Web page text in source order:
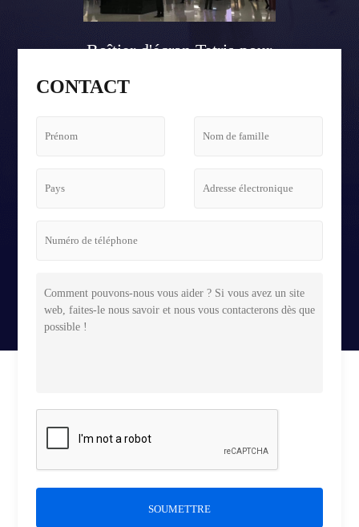
Boîtier d'écran Tetris pour
CONTACT
SOUMETTRE